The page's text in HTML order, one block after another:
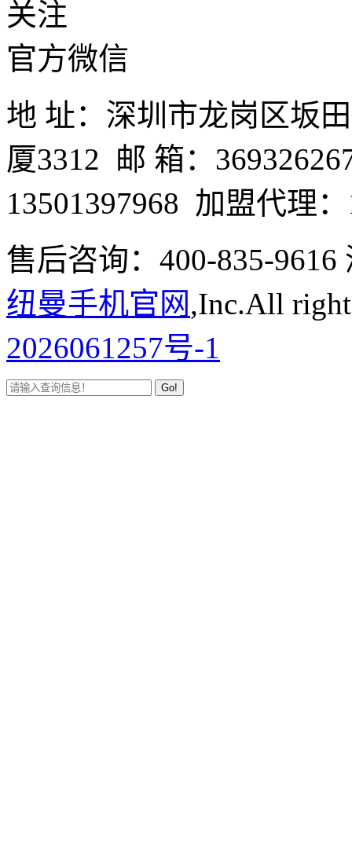
关注
官方微信
地 址：深圳市龙岗区坂
厦3312 邮 箱：
13501397968 加盟代理
售后咨询：400-835-
纽曼手机官网,Inc.All
2026061257号-1